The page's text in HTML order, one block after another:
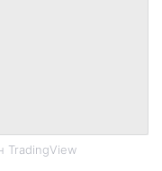
TradingView